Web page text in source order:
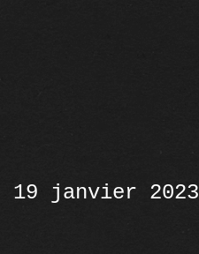
19 janvier 2023